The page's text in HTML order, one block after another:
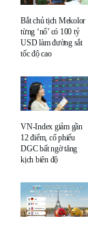
Bắt chủ tịch Mekolor
từng ‘nổ’ có 100 tỷ
USD làm đường sắt
tốc độ cao
VN-Index giảm gần
12 điểm, cổ phiếu
DGC bất ngờ tăng
kịch biên độ